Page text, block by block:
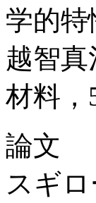
学的
越智
材料，
論文
スギ